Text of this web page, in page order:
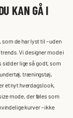
KAN GÅ I
de har lyst til – uden
Vi designer mode i
lige så godt, som
træningstøj,
et nyt hverdagslook,
mode, der føles som
kurver – ikke